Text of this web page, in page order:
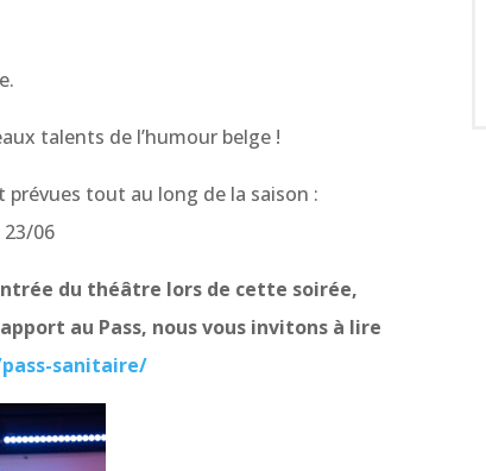
talents de l’humour belge !
tout au long de la saison :
23/06
du théâtre lors de cette soirée,
au Pass, nous vous invitons à lire
sanitaire/